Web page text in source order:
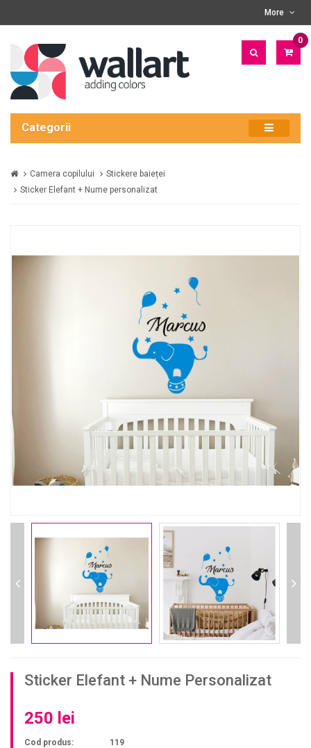
More
0
Categorii
Camera copilului
Stickere baieței
Sticker Elefant + Nume personalizat
Sticker Elefant + Nume Personalizat
250 lei
Cod produs:
119